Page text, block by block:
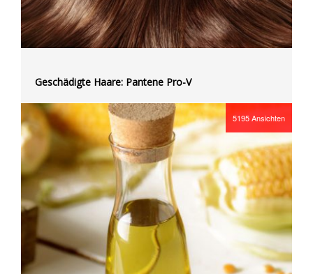
Geschädigte Haare: Pantene Pro-V
5195Ansichten